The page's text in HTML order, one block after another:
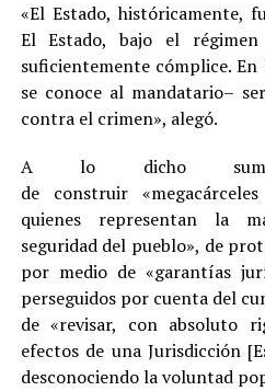
«El Estado, históricamente,
El Estado, bajo el
suficientemente cómplice. En
se conoce al mandatario–
contra el crimen», alegó.
A lo dicho
de construir
quienes representan la
seguridad del pueblo», de
por medio de «garantías
perseguidos por cuenta del
de «revisar, con absoluto
efectos de una Jurisdicción
desconociendo la voluntad